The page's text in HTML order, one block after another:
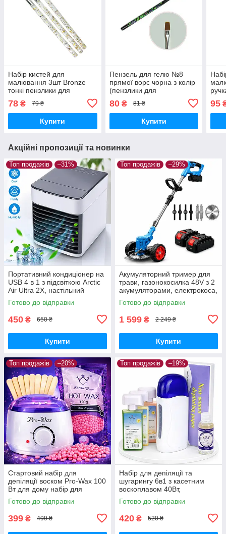
Набір кистей для
малювання 3шт Bronze
тонкі пензлики для
пензлики для
моделювання
78 ₴ 79 ₴
Купити
Пензель для гелю №8
прямої ворс чорна з колір
(пензлики для
малювання, пензлики для
моделювання, манікюрні)
80₴ 81 ₴
Купити
95
Акційні пропозиції та новинки
Топ продажів –31%
Портативний кондиціонер на
USB 4 в 1 з підсвіткою Arctic
Air Ultra 2X, настільний
мінікондиціонер
Готово до відправки
450 ₴ 650 ₴
Купити
Топ продажів –29%
Акумуляторний тример для
трави, газонокосилка 48V з 2
акумуляторами, електрокоса,
Krafftec комплект ножів і
диска
Готово до відправки
1 599 ₴ 2 249 ₴
Купити
Топ продажів –20%
Стартовий набір для
депіляції воском Pro-Wax 100
Вт для дому набір для
видалення волосся з воском
100 г і шпателями
Готово до відправки
399 ₴ 499 ₴
Топ продажів –19%
Набір для депіляції та
шугарингу 6в1 з касетним
воскоплавом 40Вт,
паперовими смужками
100шт, олією після депіляції
Готово до відправки
420 ₴ 520 ₴